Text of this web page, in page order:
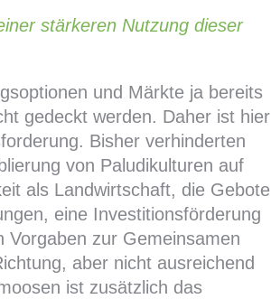
stärkeren Nutzung dieser
und Märkte ja bereits
gedeckt werden. Daher ist hier
Bisher verhinderten
von Paludikulturen auf
als Landwirtschaft, die Gebote
eine Investitionsförderung
Vorgaben zur Gemeinsamen
aber nicht ausreichend
ist zusätzlich das